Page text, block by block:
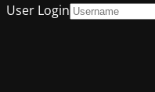
User Login